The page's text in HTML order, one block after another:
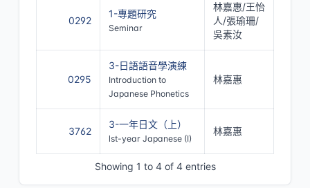
0292
1-專題研究
Seminar
林嘉惠/王怡
人/張瑜珊/
吳素汝
0295
3-日語語音學演練
Introduction to
Japanese Phonetics
林嘉惠
3762
3-一年日文（上）
lst-year Japanese (I)
林嘉惠
Showing 1 to 4 of 4 entries